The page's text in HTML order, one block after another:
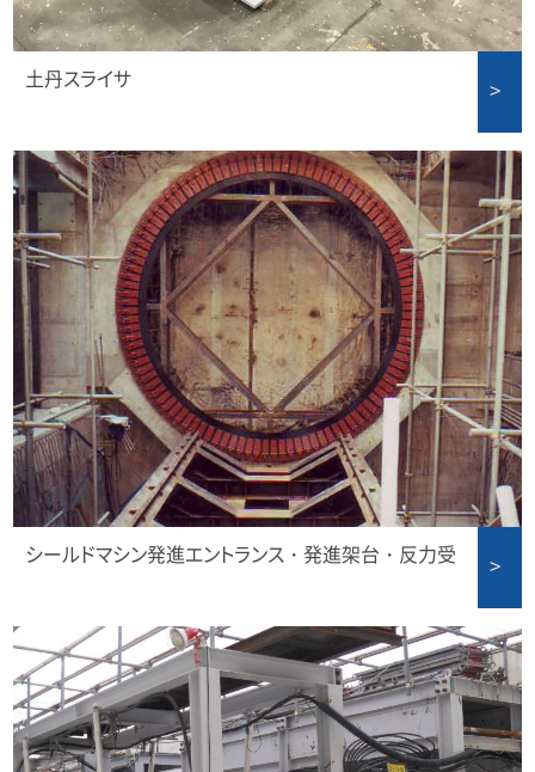
土丹スライサ
シールドマシン発進エントランス・発進架台・反力受